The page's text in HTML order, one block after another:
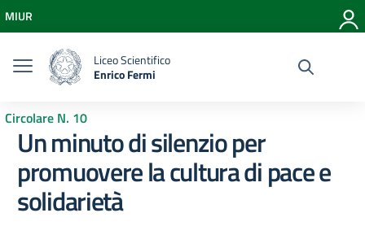
Vai al menu di navigazione
Vai al footer
MIUR
Liceo Scientifico
Enrico Fermi
Circolare N. 10
Un minuto di silenzio per
promuovere la cultura di pace e
solidarietà